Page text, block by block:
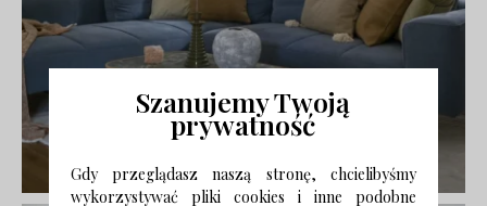
Szanujemy Twoją
prywatność
Gdy przeglądasz naszą stronę, chcielibyśmy
wykorzystywać pliki cookies i inne podobne